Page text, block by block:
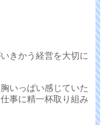
きかう経営を大切に
いっぱい感じていた
事に精一杯取り組み